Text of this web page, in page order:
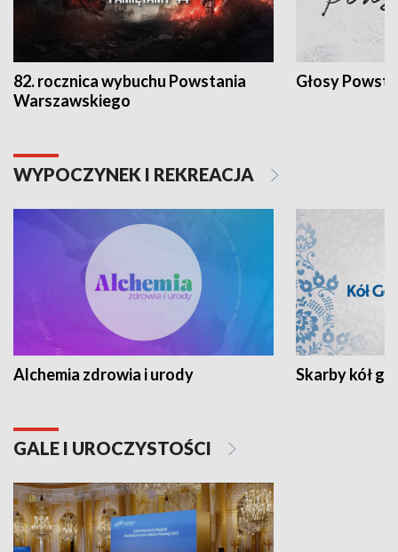
82. rocznica wybuchu Powstania
Warszawskiego
Głosy
WYPOCZYNEK I REKREACJA
Alchemia zdrowia i urody Skarby kół
GALE I UROCZYSTOŚCI